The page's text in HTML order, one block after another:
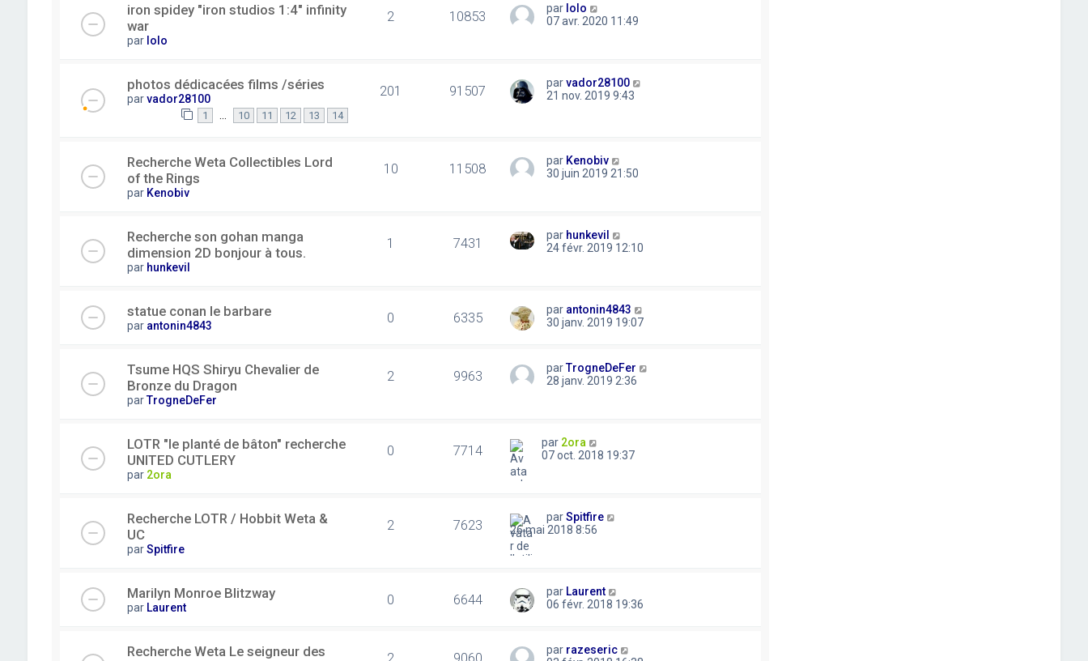
iron spidey "iron studios 1:4" infinity
war
par lolo
2 10853 par lolo
07 avr. 2020 11:49
photos dédicacées films /séries
parvador28100
1 10 11 12 13 14
201 91507 parvador28100
21 nov. 2019 9:43
Recherche Weta Collectibles Lord
of the Rings
par Kenobiv
10 11508 par Kenobiv
30 juin 2019 21:50
Recherche son gohan manga
dimension 2D bonjour à tous.
par hunkevil
1 7431 par hunkevil
24 févr. 2019 12:10
statue conan le barbare
par antonin4843 0 6335 par antonin4843
30 janv. 2019 19:07
Tsume HQS Shiryu Chevalier de
Bronze du Dragon
parTrogneDeFer
2 9963 parTrogneDeFer
28 janv. 2019 2:36
LOTR "le planté de bâton" recherche
UNITED CUTLERY
par 2ora
0 7714 par 2ora
07 oct. 2018 19:37
Recherche LOTR / Hobbit Weta &
UC
parSpitfire
2 7623 parSpitfire
26 mai 2018 8:56
Marilyn Monroe Blitzway
par Laurent 0 6644 par Laurent
06 févr. 2018 19:36
Recherche Weta Le seigneur des
2 9060 par razeseric